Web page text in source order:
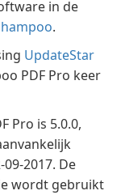
in de
.
UpdateStar
PDF Pro keer
Pro is 5.0.0,
2017. De
wordt gebruikt